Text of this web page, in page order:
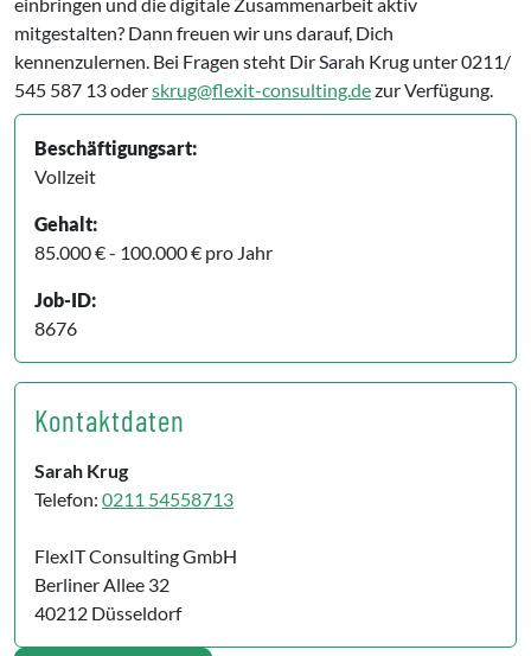
mitgestalten? Dann freuen wir uns darauf, Dich
kennenzulernen. Bei Fragen steht Dir Sarah Krug unter 0211/
545 587 13 oderskrug@flexit-consulting.dezur Verfügung.
Beschäftigungsart:
Vollzeit
Gehalt:
85.000 € - 100.000 € pro Jahr
Job-ID:
8676
Kontaktdaten
Sarah Krug
Telefon: 0211 54558713
FlexIT Consulting GmbH
Berliner Allee 32
40212 Düsseldorf